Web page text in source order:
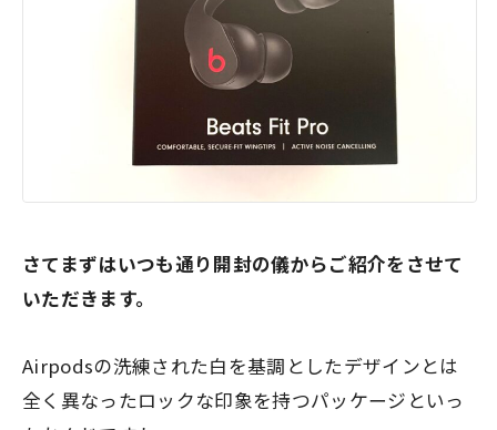
さてまずはいつも通り開封の儀からご紹介をさせて
いただきます。
Airpodsの洗練された白を基調としたデザインとは
全く異なったロックな印象を持つパッケージといっ